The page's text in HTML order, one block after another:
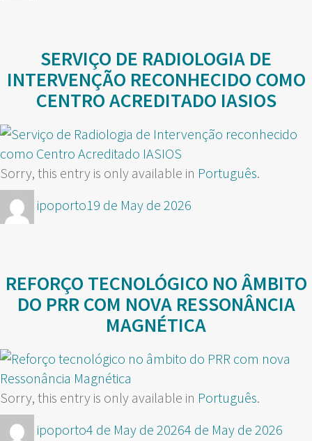
SERVIÇO DE RADIOLOGIA DE
INTERVENÇÃO RECONHECIDO COMO
CENTRO ACREDITADO IASIOS
Sorry, this entry is only available in Português.
Author
ipoportoPosted
19 de May de 2026
REFORÇO TECNOLÓGICO NO ÂMBITO
DO PRR COM NOVA RESSONÂNCIA
MAGNÉTICA
Sorry, this entry is only available in Português.
Author
ipoportoPosted
4 de May de 20264 de May de 2026